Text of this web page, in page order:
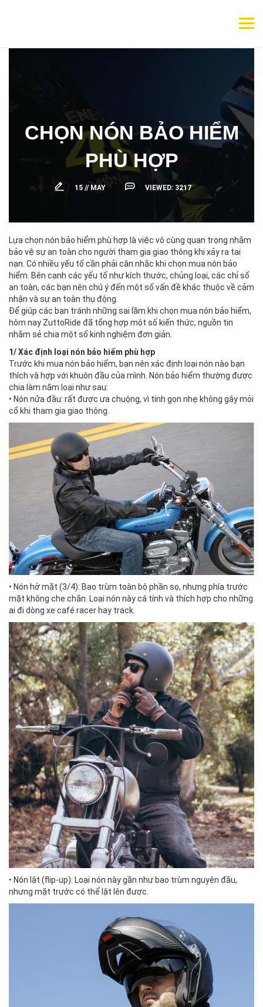
CHỌN NÓN BẢO HIỂM
PHÙ HỢP
15 //MAY VIEWED: 3217
Lựa chọn nón bảo hiểm phù hợp là việc vô cùng quan trọng nhằm
bảo vệ sự an toàn cho người tham gia giao thông khi xảy ra tai
nạn. Có nhiều yếu tố cần phải cân nhắc khi chọn mua nón bảo
hiểm. Bên cạnh các yếu tố như kích thước, chủng loại, các chỉ số
an toàn, các bạn nên chú ý đến một số vấn đề khác thuộc về cảm
nhận và sự an toàn thụ động.
Để giúp các bạn tránh những sai lầm khi chọn mua nón bảo hiểm,
hôm nay ZuttoRide đã tổng hợp một số kiến thức, nguồn tin
nhằm sẻ chia một số kinh nghiệm đơn giản.
1/ Xác định loại nón bảo hiểm phù hợp
Trước khi mua nón bảo hiểm, bạn nên xác định loại nón nào bạn
thích và hợp với khuôn đầu của mình. Nón bảo hiểm thường được
chia làm năm loại như sau:
• Nón nửa đầu: rất được ưa chuộng, vì tính gọn nhẹ không gây mỏi
cổ khi tham gia giao thông.
• Nón hở mặt (3/4): Bao trùm toàn bộ phần sọ, nhưng phía trước
mặt không che chắn. Loại nón này cá tính và thích hợp cho những
ai đi dòng xe café racer hay track.
• Nón lật (flip-up): Loại nón này gần như bao trùm nguyên đầu,
nhưng mặt trước có thể lật lên được.